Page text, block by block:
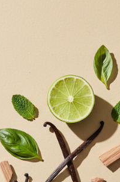
ำหอมข
ะมาณ 1,000 รายการบ
ำนวน 4,000 รายการทั้
นปัจจุบัน)